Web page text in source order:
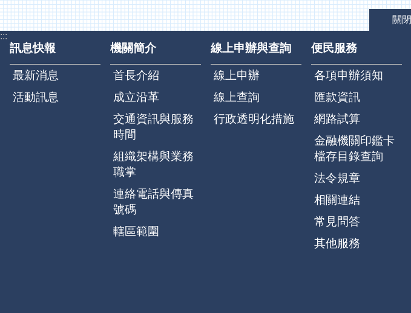
關閉
:::
訊息快報
最新消息
活動訊息
機關簡介
首長介紹
成立沿革
交通資訊與服務
時間
組織架構與業務
職掌
連絡電話與傳真
號碼
轄區範圍
線上申辦與查詢
線上申辦
線上查詢
行政透明化措施
便民服務
各項申辦須知
匯款資訊
網路試算
金融機關印鑑卡
檔存目錄查詢
法令規章
相關連結
常見問答
其他服務